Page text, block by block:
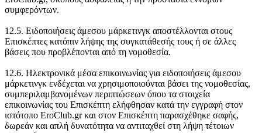
συμφερόντων.
12.5. Ειδοποιήσεις άμεσου μάρκετινγκ αποστέλλονται στους
Επισκέπτες κατόπιν λήψης της συγκατάθεσής τους ή σε άλλες
βάσεις που προβλέπονται από τη νομοθεσία.
12.6. Ηλεκτρονικά μέσα επικοινωνίας για ειδοποιήσεις άμεσου
μάρκετινγκ ενδέχεται να χρησιμοποιούνται βάσει της νομοθεσίας,
συμπεριλαμβανομένων περιπτώσεων όπου τα στοιχεία
επικοινωνίας του Επισκέπτη ελήφθησαν κατά την εγγραφή στον
ιστότοπο EroClub.gr και στον Επισκέπτη παρασχέθηκε σαφής,
δωρεάν και απλή δυνατότητα να αντιταχθεί στη λήψη τέτοιων